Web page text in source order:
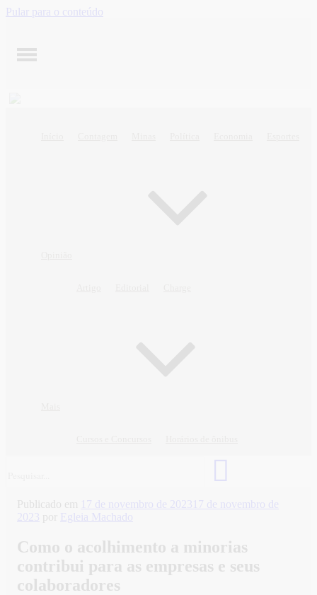
Pular para o conteúdo
Publicado em 17 de novembro de 2023 17 de novembro de
2023 por Egleia Machado
Como o acolhimento a minorias
contribui para as empresas e seus
colaboradores